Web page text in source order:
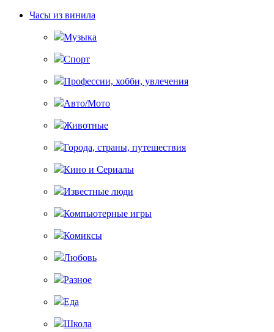
Часы из винила
Музыка
Спорт
Профессии, хобби, увлечения
Авто/Мото
Животные
Города, страны, путешествия
Кино и Сериалы
Известные люди
Компьютерные игры
Комиксы
Любовь
Разное
Еда
Школа